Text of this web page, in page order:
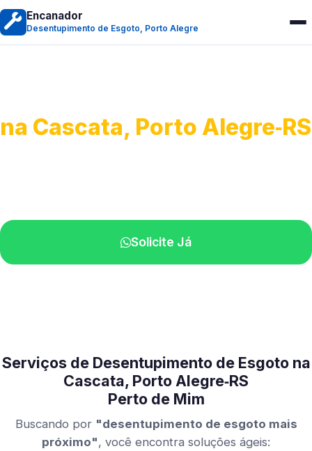
Encanador
Desentupimento de Esgoto, Porto Alegre
na Cascata, Porto Alegre‑RS
Solicite Já
Serviços de Desentupimento de Esgoto na
Cascata, Porto Alegre‑RS
Perto de Mim
Buscando por "desentupimento de esgoto mais
próximo", você encontra soluções ágeis: